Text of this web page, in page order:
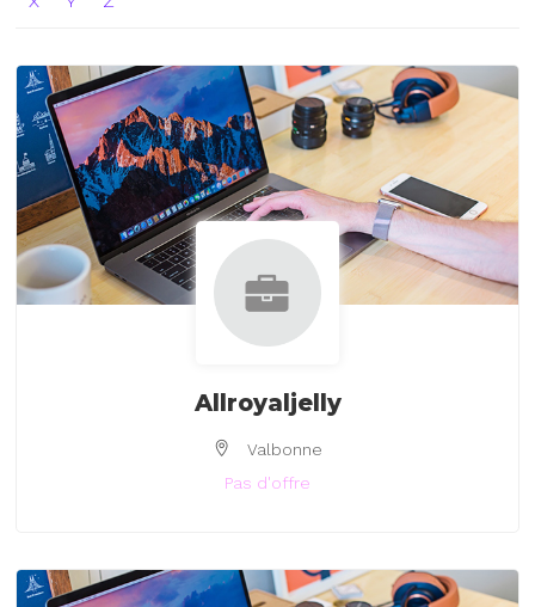
Allroyaljelly
Valbonne
Pas d'offre